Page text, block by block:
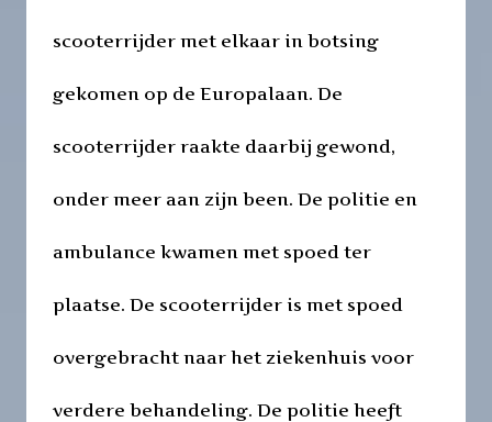
scooterrijder met elkaar in botsing
gekomen op de Europalaan. De
scooterrijder raakte daarbij gewond,
onder meer aan zijn been. De politie en
ambulance kwamen met spoed ter
plaatse. De scooterrijder is met spoed
overgebracht naar het ziekenhuis voor
verdere behandeling. De politie heeft